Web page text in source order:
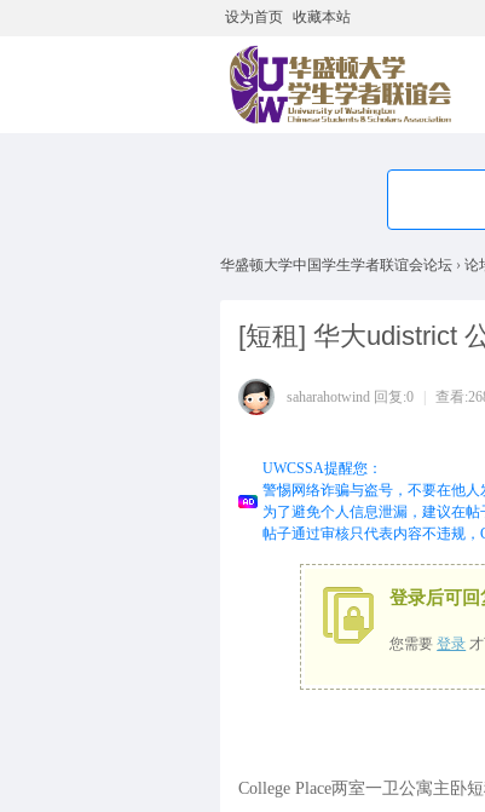
设为首页 收藏本站
华盛顿大学中国学生学者联谊会论坛 › 论
[短租] 华大udistrict
saharahotwind 回复:0 查看
UWCSSA提醒您：
警惕网络诈骗与盗号，不要在他人
为了避免个人信息泄漏，建议在
帖子通过审核只代表内容不违规，
登录后可回
您需要登录
College Place两室一卫公寓主卧